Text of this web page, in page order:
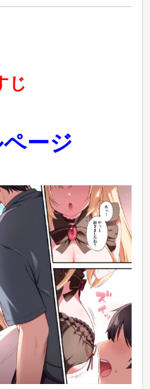
じ
ージ